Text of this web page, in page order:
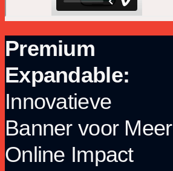
Premium
Expandable:
Innovatieve
Banner voor Meer
Online Impact